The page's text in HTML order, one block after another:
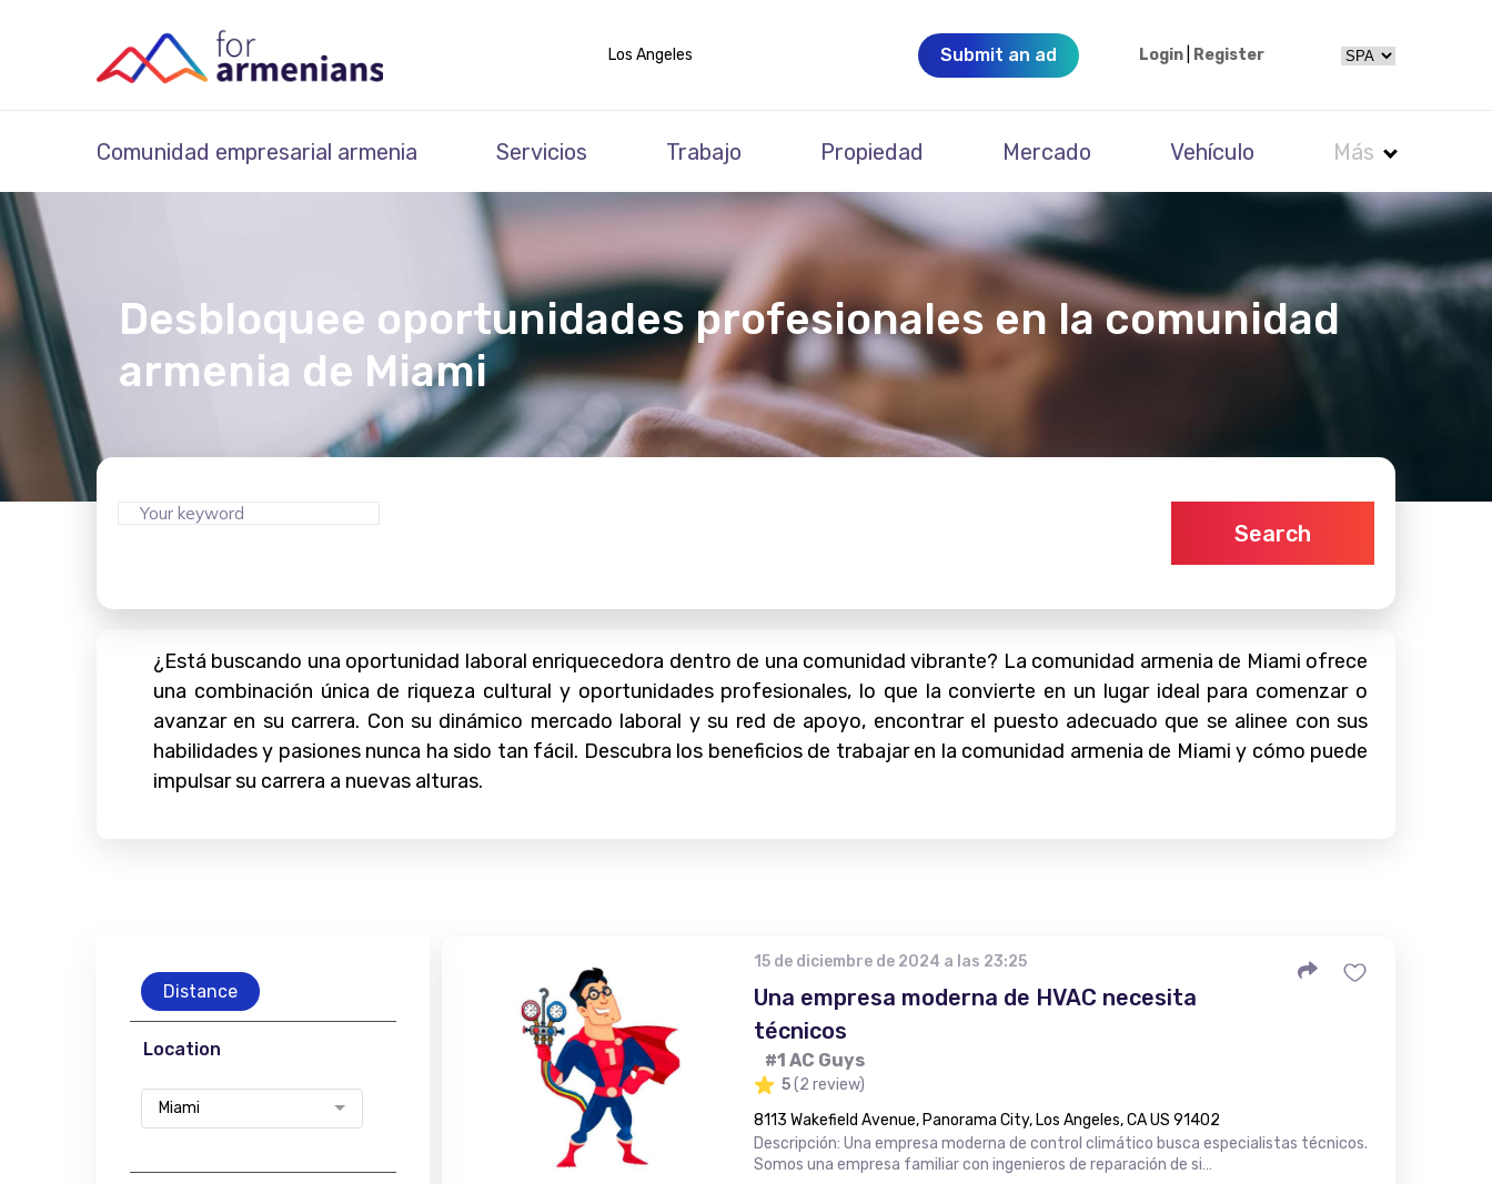
Los Angeles Submit an ad Login Register
Comunidad empresarial armenia Servicios Trabajo Propiedad Mercado Vehículo Más
Desbloquee oportunidades profesionales en la comunidad
armenia de Miami
Search
¿Está buscando una oportunidad laboral enriquecedora dentro de una comunidad vibrante? La comunidad armenia de Miami ofrece
una combinación única de riqueza cultural y oportunidades profesionales, lo que la convierte en un lugar ideal para comenzar o
avanzar en su carrera. Con su dinámico mercado laboral y su red de apoyo, encontrar el puesto adecuado que se alinee con sus
habilidades y pasiones nunca ha sido tan fácil. Descubra los beneficios de trabajar en la comunidad armenia de Miami y cómo puede
impulsar su carrera a nuevas alturas.
Distance
Location
Miami
15 de diciembre de 2024 a las 23:25
Una empresa moderna de HVAC necesita
técnicos
#1 AC Guys
5(2 review)
8113 Wakefield Avenue, Panorama City, Los Angeles, CA US 91402
Descripción: Una empresa moderna de control climático busca especialistas técnicos.
Somos una empresa familiar con ingenieros de reparación de si…